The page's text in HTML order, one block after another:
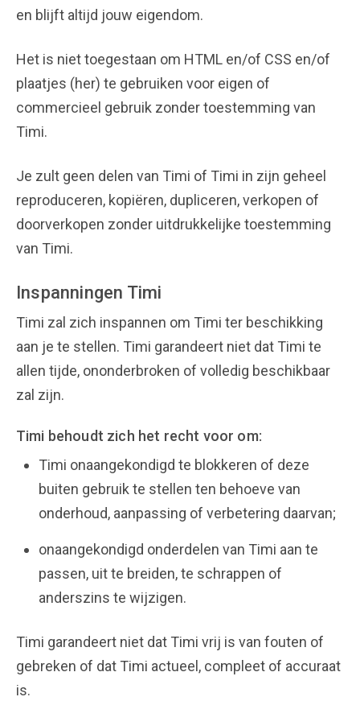
en blijft altijd jouw eigendom.
Het is niet toegestaan om HTML en/of CSS en/of
plaatjes (her) te gebruiken voor eigen of
commercieel gebruik zonder toestemming van
Timi.
Je zult geen delen van Timi of Timi in zijn geheel
reproduceren, kopiëren, dupliceren, verkopen of
doorverkopen zonder uitdrukkelijke toestemming
van Timi.
Inspanningen Timi
Timi zal zich inspannen om Timi ter beschikking
aan je te stellen. Timi garandeert niet dat Timi te
allen tijde, ononderbroken of volledig beschikbaar
zal zijn.
Timi behoudt zich het recht voor om:
Timi onaangekondigd te blokkeren of deze
buiten gebruik te stellen ten behoeve van
onderhoud, aanpassing of verbetering daarvan;
onaangekondigd onderdelen van Timi aan te
passen, uit te breiden, te schrappen of
anderszins te wijzigen.
Timi garandeert niet dat Timi vrij is van fouten of
gebreken of dat Timi actueel, compleet of accuraat
is.